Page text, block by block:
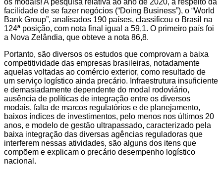
os modais! A pesquisa relativa ao ano de 2020, a respeito da
facilidade de se fazer negócios (“Doing Business”), o “World
Bank Group”, analisados 190 países, classificou o Brasil na
124ª posição, com nota final igual a 59,1. O primeiro país foi
a Nova Zelândia, que obteve a nota 86,8.
Portanto, são diversos os estudos que comprovam a baixa
competitividade das empresas brasileiras, notadamente
aquelas voltadas ao comércio exterior, como resultado de
um serviço logístico ainda precário. Infraestrutura insuficiente
e demasiadamente dependente do modal rodoviário,
ausência de políticas de integração entre os diversos
modais, falta de marcos regulatórios e de planejamento,
baixos índices de investimentos, pelo menos nos últimos 20
anos, e modelo de gestão ultrapassado, caracterizado pela
baixa integração das diversas agências reguladoras que
interferem nessas atividades, são alguns dos itens que
compõem e explicam o precário desempenho logístico
nacional.